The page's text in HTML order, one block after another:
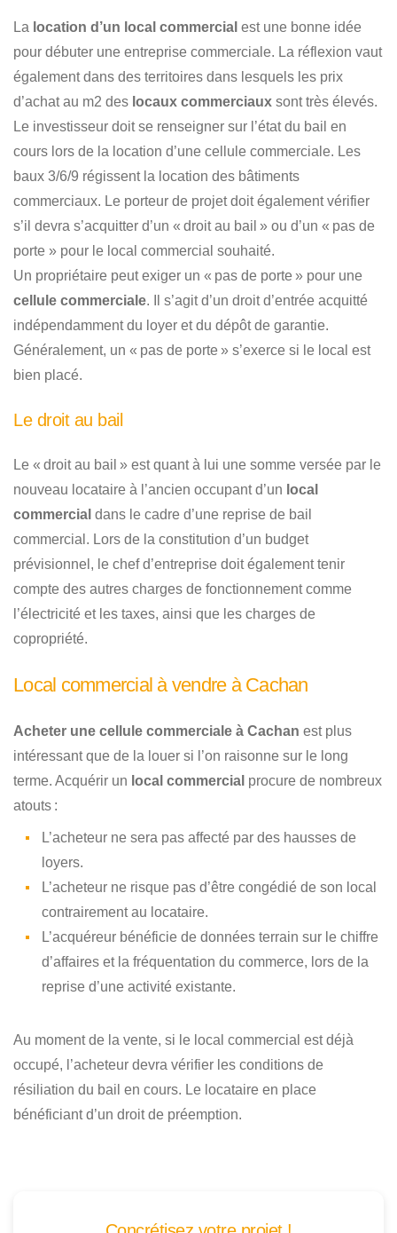
La location d’un local commercial est une bonne idée
pour débuter une entreprise commerciale. La réflexion vaut
également dans des territoires dans lesquels les prix
d’achat au m2 des locaux commerciaux sont très élevés.
Le investisseur doit se renseigner sur l’état du bail en
cours lors de la location d’une cellule commerciale. Les
baux 3/6/9 régissent la location des bâtiments
commerciaux. Le porteur de projet doit également vérifier
s’il devra s’acquitter d’un « droit au bail » ou d’un « pas de
porte » pour le local commercial souhaité.
Un propriétaire peut exiger un « pas de porte » pour une
cellule commerciale. Il s’agit d’un droit d’entrée acquitté
indépendamment du loyer et du dépôt de garantie.
Généralement, un « pas de porte » s’exerce si le local est
bien placé.
Le droit au bail
Le « droit au bail » est quant à lui une somme versée par le
nouveau locataire à l’ancien occupant d’un local
commercial dans le cadre d’une reprise de bail
commercial. Lors de la constitution d’un budget
prévisionnel, le chef d’entreprise doit également tenir
compte des autres charges de fonctionnement comme
l’électricité et les taxes, ainsi que les charges de
copropriété.
Local commercial à vendre à Cachan
Acheter une cellule commerciale à Cachan est plus
intéressant que de la louer si l’on raisonne sur le long
terme. Acquérir un local commercial procure de nombreux
atouts :
L’acheteur ne sera pas affecté par des hausses de
loyers.
L’acheteur ne risque pas d’être congédié de son local
contrairement au locataire.
L’acquéreur bénéficie de données terrain sur le chiffre
d’affaires et la fréquentation du commerce, lors de la
reprise d’une activité existante.
Au moment de la vente, si le local commercial est déjà
occupé, l’acheteur devra vérifier les conditions de
résiliation du bail en cours. Le locataire en place
bénéficiant d’un droit de préemption.